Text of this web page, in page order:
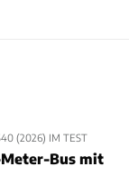
(2026) IM TEST
Bus mit